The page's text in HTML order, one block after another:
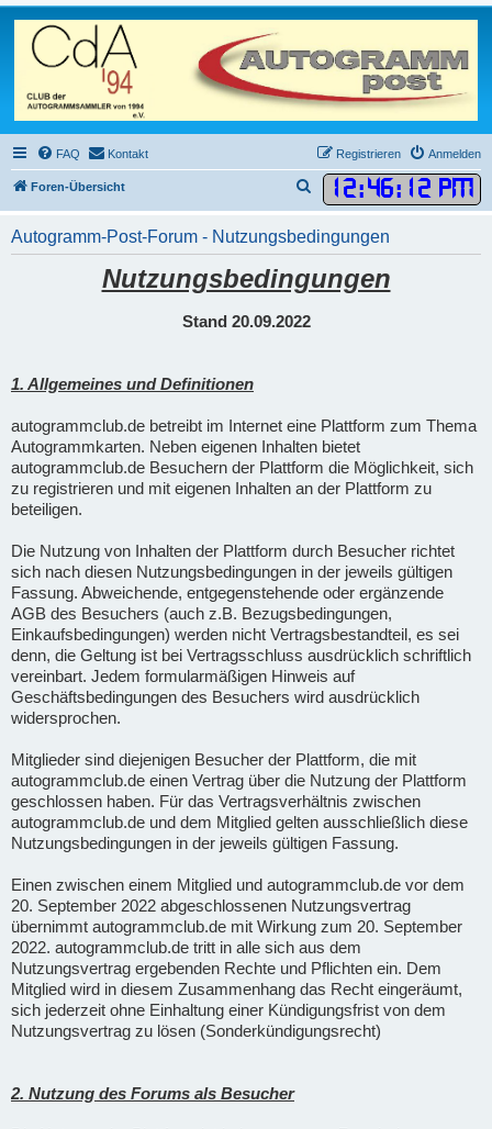
FAQ Kontakt Anmelden
Registrieren
Foren-Übersicht 12:46: 13 PM
u
c
e
Autogramm-Post-Forum - Nutzungsbedingungen
Nutzungsbedingungen
Stand 20.09.2022
1. Allgemeines und Definitionen
autogrammclub.de betreibt im Internet eine Plattform zum Thema
Autogrammkarten. Neben eigenen Inhalten bietet
autogrammclub.de Besuchern der Plattform die Möglichkeit, sich
zu registrieren und mit eigenen Inhalten an der Plattform zu
beteiligen.
Die Nutzung von Inhalten der Plattform durch Besucher richtet
sich nach diesen Nutzungsbedingungen in der jeweils gültigen
Fassung. Abweichende, entgegenstehende oder ergänzende
AGB des Besuchers (auch z.B. Bezugsbedingungen,
Einkaufsbedingungen) werden nicht Vertragsbestandteil, es sei
denn, die Geltung ist bei Vertragsschluss ausdrücklich schriftlich
vereinbart. Jedem formularmäßigen Hinweis auf
Geschäftsbedingungen des Besuchers wird ausdrücklich
widersprochen.
Mitglieder sind diejenigen Besucher der Plattform, die mit
autogrammclub.de einen Vertrag über die Nutzung der Plattform
geschlossen haben. Für das Vertragsverhältnis zwischen
autogrammclub.de und dem Mitglied gelten ausschließlich diese
Nutzungsbedingungen in der jeweils gültigen Fassung.
Einen zwischen einem Mitglied und autogrammclub.de vor dem
20. September 2022 abgeschlossenen Nutzungsvertrag
übernimmt autogrammclub.de mit Wirkung zum 20. September
2022. autogrammclub.de tritt in alle sich aus dem
Nutzungsvertrag ergebenden Rechte und Pflichten ein. Dem
Mitglied wird in diesem Zusammenhang das Recht eingeräumt,
sich jederzeit ohne Einhaltung einer Kündigungsfrist von dem
Nutzungsvertrag zu lösen (Sonderkündigungsrecht)
2. Nutzung des Forums als Besucher